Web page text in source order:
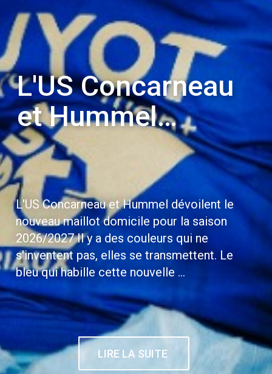
L'US Concarneau et Hummel dévoilent le
nouveau maillot domicile pour la saison
2026/2027 Il y a des couleurs qui ne
s'inventent pas, elles se transmettent. Le
bleu qui habille cette nouvelle ...
L'US Concarneau
et Hummel
dévoilent le
nouveau maillot
domicile pour la
saison
2026/2027
LIRE LA SUITE